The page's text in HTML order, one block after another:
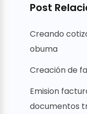
Post
Creando
obuma
Creación de
Emision
documentos